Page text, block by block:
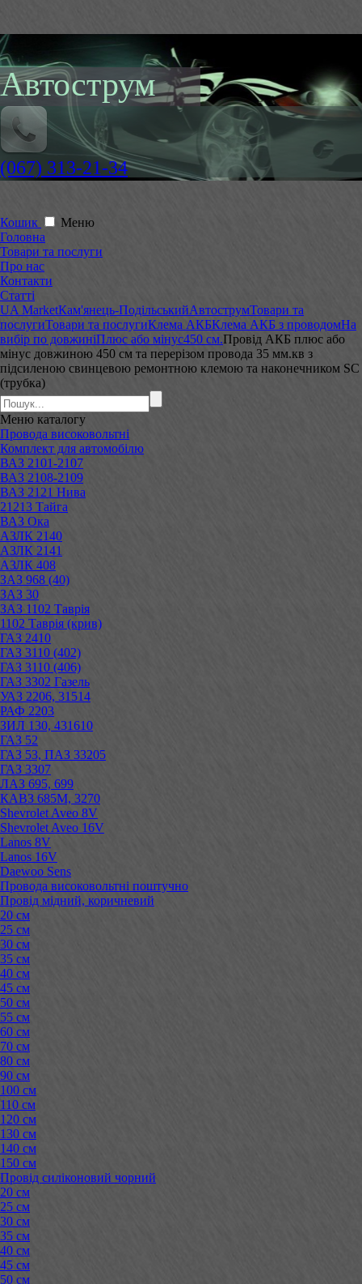
Автострум
(067) 313-21-34
Кошик
Меню
Головна
Товари та послуги
Про нас
Контакти
Статті
UA MarketКам'янець-ПодільськийАвтострумТовари та
послугиТовари та послугиКлема АКБКлема АКБ з проводомНа
вибір по довжиніПлюс або мінус450 см.Провід АКБ плюс або
мінус довжиною 450 см та перерізом провода 35 мм.кв з
підсиленою свинцевою ремонтною клемою та наконечником SC
(трубка)
Меню каталогу
Провода високовольтні
Комплект для автомобілю
ВАЗ 2101-2107
ВАЗ 2108-2109
ВАЗ 2121 Нива
21213 Тайга
ВАЗ Ока
АЗЛК 2140
АЗЛК 2141
АЗЛК 408
ЗАЗ 968 (40)
ЗАЗ 30
ЗАЗ 1102 Таврія
1102 Таврія (крив)
ГАЗ 2410
ГАЗ 3110 (402)
ГАЗ 3110 (406)
ГАЗ 3302 Газель
УАЗ 2206, 31514
РАФ 2203
ЗИЛ 130, 431610
ГАЗ 52
ГАЗ 53, ПАЗ 33205
ГАЗ 3307
ЛАЗ 695, 699
КАВЗ 685М, 3270
Shevrolet Aveo 8V
Shevrolet Aveo 16V
Lanos 8V
Lanos 16V
Daewoo Sens
Провода високовольтні поштучно
Провід мідний, коричневий
20 см
25 см
30 см
35 см
40 см
45 см
50 см
55 см
60 см
70 см
80 см
90 см
100 см
110 см
120 см
130 см
140 см
150 см
Провід силіконовий чорний
20 см
25 см
30 см
35 см
40 см
45 см
50 см